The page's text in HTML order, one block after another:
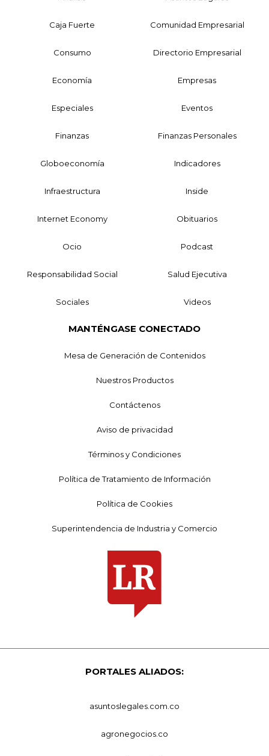
Caja Fuerte Comunidad Empresarial
Consumo Directorio Empresarial
Economía Empresas
Especiales Eventos
Finanzas Finanzas Personales
Globoeconomía Indicadores
Infraestructura Inside
Internet Economy Obituarios
Ocio Podcast
Responsabilidad Social Salud Ejecutiva
Sociales Videos
MANTÉNGASE CONECTADO
Mesa de Generación de Contenidos
Nuestros Productos
Contáctenos
Aviso de privacidad
Términos y Condiciones
Política de Tratamiento de Información
Política de Cookies
Superintendencia de Industria y Comercio
PORTALES ALIADOS:
asuntoslegales.com.co
agronegocios.co